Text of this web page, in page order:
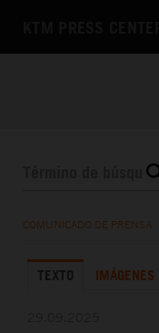
LA EMPRESA
COMUNICADO DE PRENSA
TEXTO IMÁGENES